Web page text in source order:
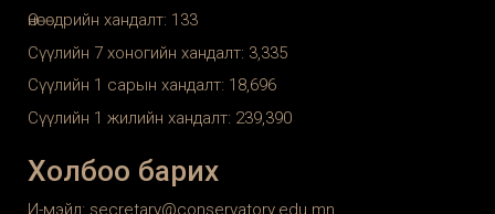
Өнөөдрийн хандалт: 133
Сүүлийн 7 хоногийн хандалт: 3,335
Сүүлийн 1 сарын хандалт: 18,696
Сүүлийн 1 жилийн хандалт: 239,390
Холбоо барих
И-мэйл: secretary@conservatory.edu.mn